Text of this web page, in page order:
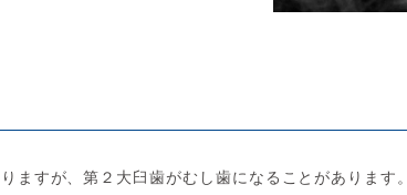
ますが、第２大臼歯がむし歯になることがあります